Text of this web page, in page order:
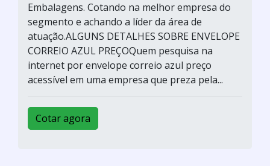
Embalagens. Cotando na melhor empresa do
segmento e achando a líder da área de
atuação.ALGUNS DETALHES SOBRE ENVELOPE
CORREIO AZUL PREÇOQuem pesquisa na
internet por envelope correio azul preço
acessível em uma empresa que preza pela...
Cotar agora